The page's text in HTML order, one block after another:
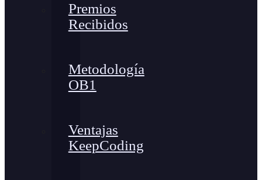
Premios
Recibidos
Metodología
OB1
Ventajas
KeepCoding